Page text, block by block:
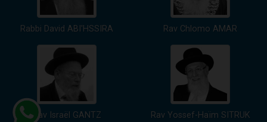
Rabbi David ABI'HSSIRA Rav Chlomo AMAR
Rav Israël GANTZ Rav Yossef-Haïm SITRUK